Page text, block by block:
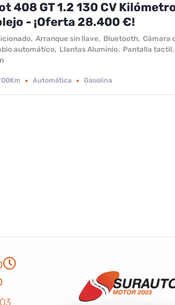
408 GT 1.2 130 CV
- ¡Oferta 28.400 €!
, Arranque sin llave, Bluetooth, Cámara
automático, Llantas Aluminio, Pantalla tactil,
Automática Gasolina